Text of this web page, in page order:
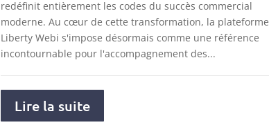
redéfinit entièrement les codes du succès commercial
moderne. Au cœur de cette transformation, la plateforme
Liberty Webi s'impose désormais comme une référence
incontournable pour l'accompagnement des...
Lire la suite